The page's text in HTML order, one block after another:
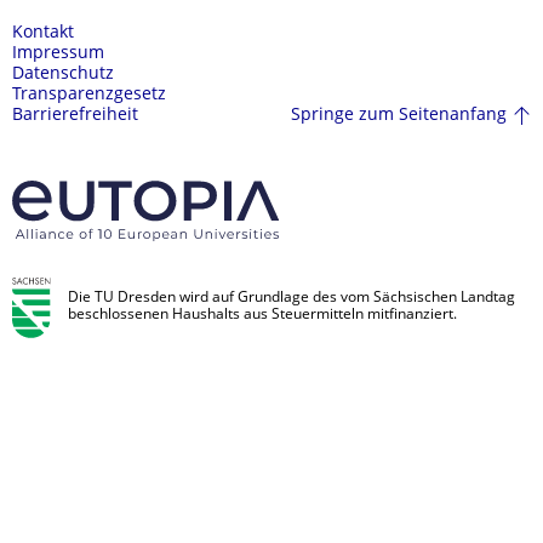
Kontakt
Impressum
Datenschutz
Transparenzgesetz
Barrierefreiheit
Springe zum Seitenanfang
Die TU Dresden wird auf Grundlage des vom Sächsischen Landtag
beschlossenen Haushalts aus Steuermitteln mitfinanziert.